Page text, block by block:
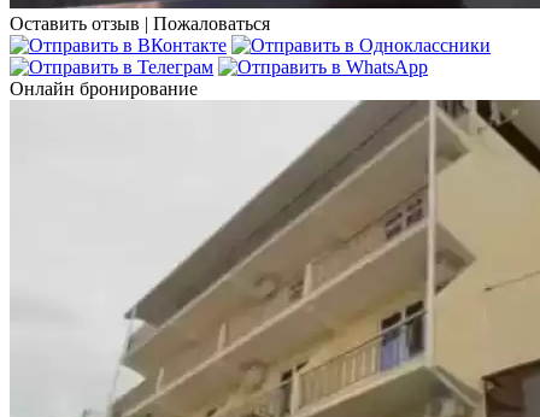
Оставить отзыв | Пожаловаться
Онлайн бронирование